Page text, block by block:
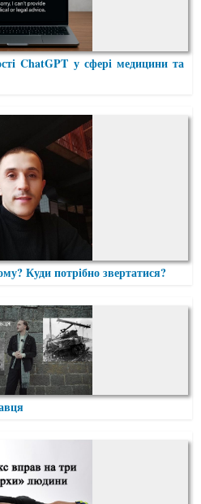
ChatGPT у сфері медицини та
Куди потрібно звертатися?